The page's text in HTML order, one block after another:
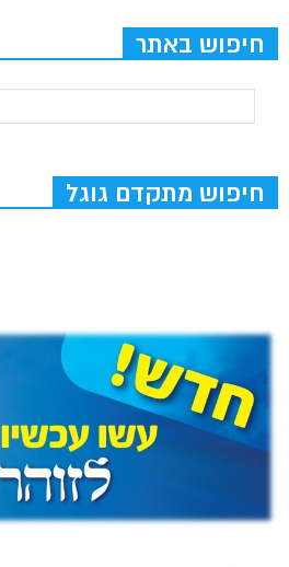
חיפוש באתר
חיפוש מתקדם גוגל